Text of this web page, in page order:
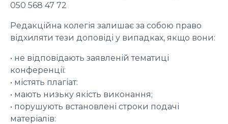
050 568 47 72
Редакційна колегія залишає за собою право
відхиляти тези доповіді у випадках, якщо вони:
• не відповідають заявленій тематиці
конференції:
• містять плагіат:
• мають низьку якість виконання;
• порушують встановлені строки подачі
матеріалів: